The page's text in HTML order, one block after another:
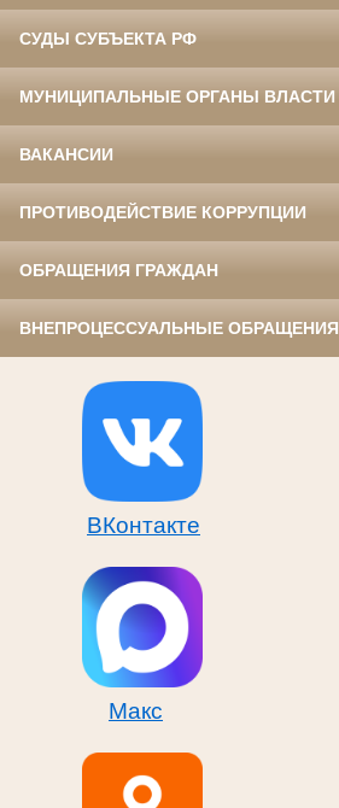
СУДЫ СУБЪЕКТА РФ
МУНИЦИПАЛЬНЫЕ ОРГАНЫ ВЛАСТИ
ВАКАНСИИ
ПРОТИВОДЕЙСТВИЕ КОРРУПЦИИ
ОБРАЩЕНИЯ ГРАЖДАН
ВНЕПРОЦЕССУАЛЬНЫЕ ОБРАЩЕНИЯ
ВКонтакте
Макс